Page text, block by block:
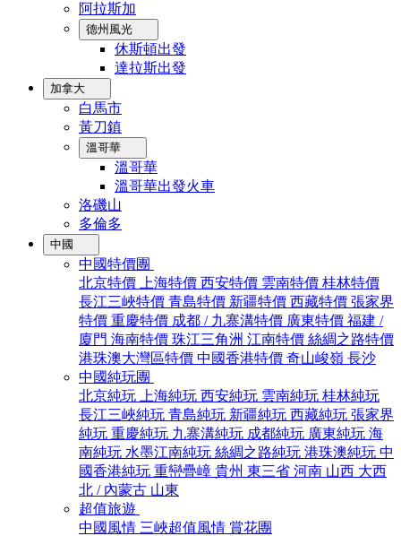
阿拉斯加
德州風光
休斯頓出發
達拉斯出發
加拿大
白馬市
黃刀鎮
溫哥華
溫哥華
溫哥華出發火車
洛磯山
多倫多
中國
中國特價團
北京特價
上海特價 西安特價 雲南特價 桂林特價
長江三峽特價 青島特價 新疆特價 西藏特價 張家界
特價 重慶特價 成都 / 九寨溝特價 廣東特價 福建 /
廈門 海南特價 珠江三角洲 江南特價 絲綢之路特價
港珠澳大灣區特價 中國香港特價 奇山峻嶺 長沙
中國純玩團
北京純玩
上海純玩 西安純玩 雲南純玩 桂林純玩
長江三峽純玩 青島純玩 新疆純玩 西藏純玩 張家界
純玩 重慶純玩 九寨溝純玩 成都純玩 廣東純玩 海
南純玩 水墨江南純玩 絲綢之路純玩 港珠澳純玩 中
國香港純玩 重巒疊嶂 貴州 東三省 河南 山西 大西
北 / 內蒙古 山東
超值旅遊
中國風情 三峽超值風情 賞花團